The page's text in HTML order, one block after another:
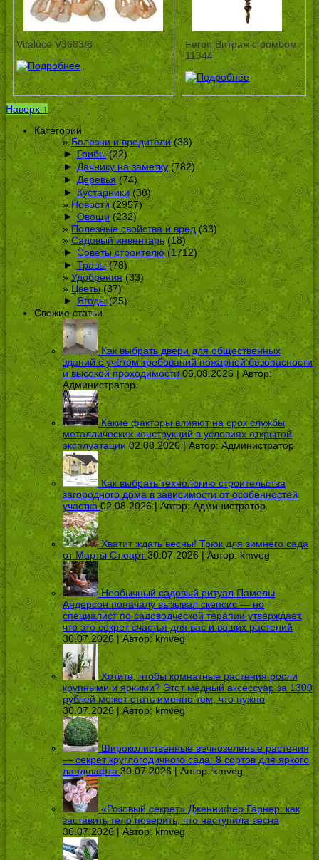
Vitaluce V3683/8
Feron Витраж с ромбом
11344
Наверх ↑
Категории
Болезни и вредители(36)
► Грибы(22)
► Дачнику на заметку(782)
► Деревья(74)
► Кустарники(38)
Новости(2957)
► Овощи (232)
Полезные свойства и вред(33)
Садовый инвентарь(18)
► Советы строителю(1712)
► Травы(78)
Удобрения(33)
Цветы(37)
► Ягоды(25)
Свежие статьи
Как выбрать двери для общественных
зданий с учётом требований пожарной безопасности
и высокой проходимости 05.08.2026 | Автор:
Администратор
Какие факторы влияют на срок службы
металлических конструкций в условиях открытой
эксплуатации 02.08.2026 | Автор: Администратор
Как выбрать технологию строительства
загородного дома в зависимости от особенностей
участка 02.08.2026 | Автор:Администратор
Хватит ждать весны! Трюк для зимнего сада
от Марты Стюарт 30.07.2026 | Автор: kmveg
Необычный садовый ритуал Памелы
Андерсон поначалу вызывал скепсис — но
специалист по садоводческой терапии утверждает,
что это секрет счастья для вас и ваших растений
30.07.2026 | Автор: kmveg
Хотите, чтобы комнатные растения росли
крупными и яркими? Этот медный аксессуар за 1300
рублей может стать именно тем, что нужно
30.07.2026 | Автор: kmveg
Широколиственные вечнозеленые растения
— секрет круглогодичного сада: 8 сортов для яркого
ландшафта 30.07.2026 | Автор:kmveg
«Розовый секрет» Дженнифер Гарнер: как
заставить тело поверить, что наступила весна
30.07.2026 | Автор: kmveg